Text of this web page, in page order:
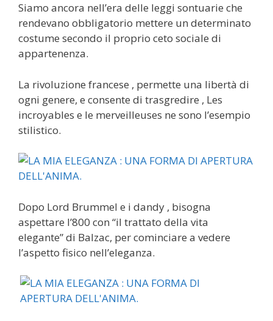
Siamo ancora nell’era delle leggi sontuarie che
rendevano obbligatorio mettere un determinato
costume secondo il proprio ceto sociale di
appartenenza.
La rivoluzione francese , permette una libertà di
ogni genere, e consente di trasgredire , Les
incroyables e le merveilleuses ne sono l’esempio
stilistico.
Dopo Lord Brummel e i dandy , bisogna
aspettare l’800 con “il trattato della vita
elegante” di Balzac, per cominciare a vedere
l’aspetto fisico nell’eleganza.